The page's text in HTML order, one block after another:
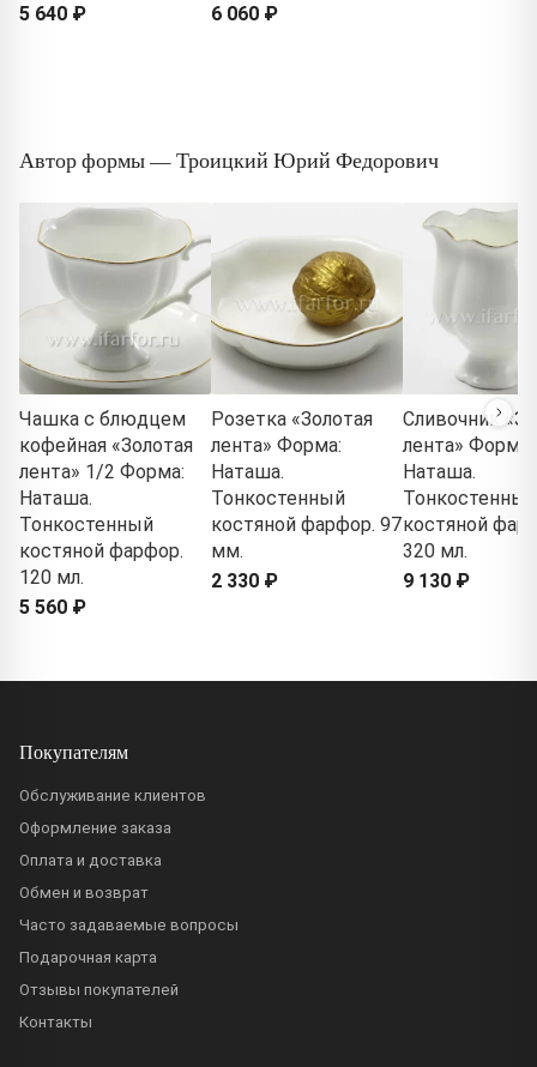
5 640 ₽
6 060 ₽
Автор формы — Троицкий Юрий Федорович
Чашка с блюдцем
кофейная «Золотая
лента» 1/2 Форма:
Наташа.
Тонкостенный
костяной фарфор.
120 мл.
5 560 ₽
Розетка «Золотая
лента» Форма:
Наташа.
Тонкостенный
костяной фарфор. 97
мм.
2 330 ₽
Сливочник
лента» Форма:
Наташа.
Тонкостенный
костяной
320 мл.
9 130 ₽
Покупателям
Обслуживание клиентов
Оформление заказа
Оплата и доставка
Обмен и возврат
Часто задаваемые вопросы
Подарочная карта
Отзывы покупателей
Контакты